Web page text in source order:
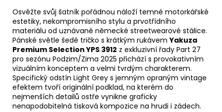
Osvěžte svůj šatník pořádnou náloží temné motorkářské
estetiky, nekompromisního stylu a prvotřídního
materiálu od uznávané německé streetwearové stálice.
Pánské světle šedé tričko s krátkým rukávemYakuza
Premium Selection YPS 3912 z exkluzivní řady Part 27
pro sezónu Podzim/Zima 2025 přichází s provokativním
vizuálním konceptem a velmi tvrdým charakterem.
Specifický odstín Light Grey s jemným opraným vintage
efektem tvoří originální podklad, na kterém do
nejmenších detailů ostře vynikne graficky
nenapodobitelná tisková kompozice na hrudi i zádech.